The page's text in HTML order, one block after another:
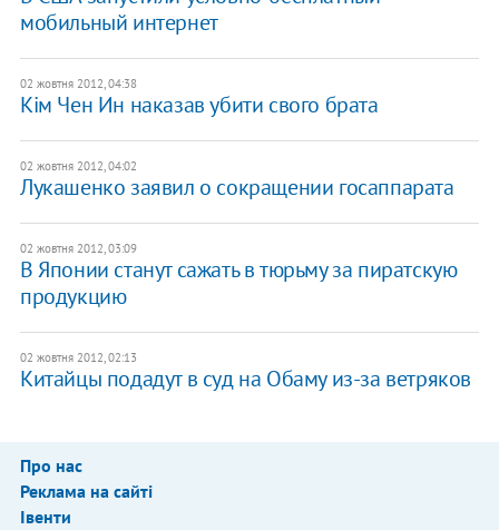
мобильный интернет
02 жовтня 2012, 04:38
Кім Чен Ин наказав убити свого брата
02 жовтня 2012, 04:02
Лукашенко заявил о сокращении госаппарата
02 жовтня 2012, 03:09
В Японии станут сажать в тюрьму за пиратскую
продукцию
02 жовтня 2012, 02:13
Китайцы подадут в суд на Обаму из-за ветряков
Про нас
Реклама на сайті
Івенти